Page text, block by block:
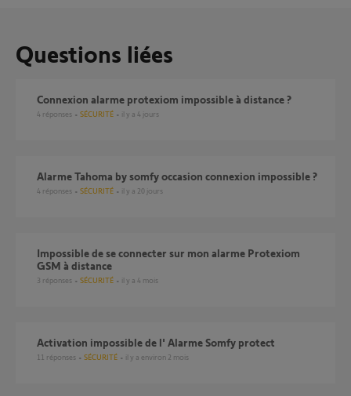
Questions liées
Connexion alarme protexiom impossible à distance ?
4 réponses SÉCURITÉ il y a 4 jours
Alarme Tahoma by somfy occasion connexion impossible ?
4 réponses SÉCURITÉ il y a 20 jours
Impossible de se connecter sur mon alarme Protexiom
GSM à distance
3 réponses SÉCURITÉ il y a 4 mois
Activation impossible de l' Alarme Somfy protect
11 réponses SÉCURITÉ il y a environ 2 mois